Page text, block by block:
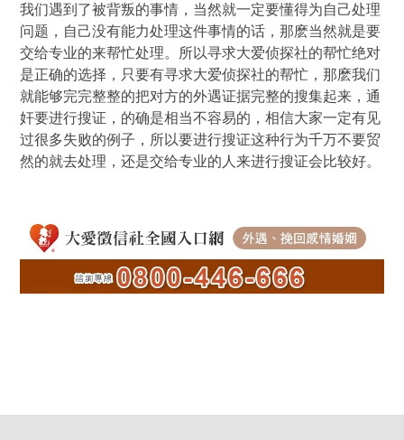
我们遇到了被背叛的事情，当然就一定要懂得为自己处理
问题，自己没有能力处理这件事情的话，那麽当然就是要
交给专业的来帮忙处理。所以寻求大爱侦探社的帮忙绝对
是正确的选择，只要有寻求大爱侦探社的帮忙，那麽我们
就能够完完整整的把对方的外遇证据完整的搜集起来，通
奸要进行搜证，的确是相当不容易的，相信大家一定有见
过很多失败的例子，所以要进行搜证这种行为千万不要贸
然的就去处理，还是交给专业的人来进行搜证会比较好。